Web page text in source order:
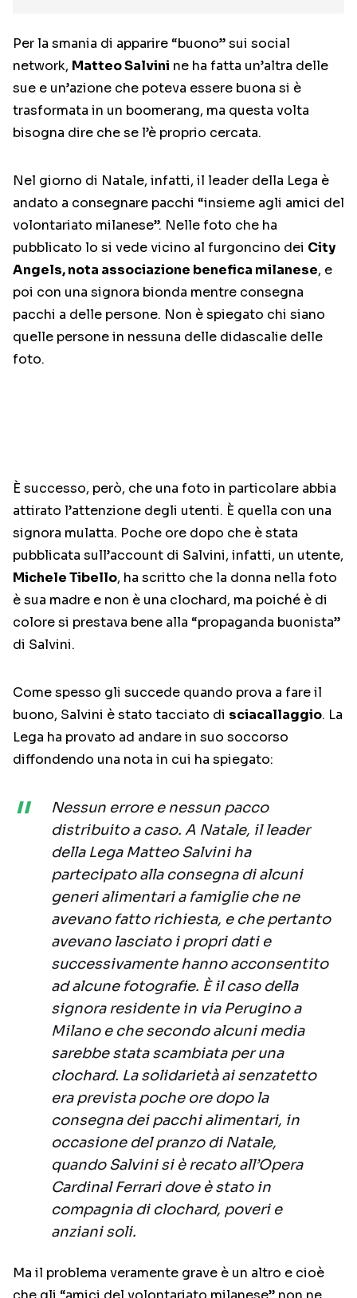
Per la smania di apparire “buono” sui social
network, Matteo Salvini ne ha fatta un’altra delle
sue e un’azione che poteva essere buona si è
trasformata in un boomerang, ma questa volta
bisogna dire che se l’è proprio cercata.
Nel giorno di Natale, infatti, il leader della Lega è
andato a consegnare pacchi “insieme agli amici del
volontariato milanese”. Nelle foto che ha
pubblicato lo si vede vicino al furgoncino dei City
Angels, nota associazione benefica milanese, e
poi con una signora bionda mentre consegna
pacchi a delle persone. Non è spiegato chi siano
quelle persone in nessuna delle didascalie delle
foto.
È successo, però, che una foto in particolare abbia
attirato l’attenzione degli utenti. È quella con una
signora mulatta. Poche ore dopo che è stata
pubblicata sull’account di Salvini, infatti, un utente,
Michele Tibello, ha scritto che la donna nella foto
è sua madre e non è una clochard, ma poiché è di
colore si prestava bene alla “propaganda buonista”
di Salvini.
Come spesso gli succede quando prova a fare il
buono, Salvini è stato tacciato di sciacallaggio. La
Lega ha provato ad andare in suo soccorso
diffondendo una nota in cui ha spiegato:
Nessun errore e nessun pacco
distribuito a caso. A Natale, il leader
della Lega Matteo Salvini ha
partecipato alla consegna di alcuni
generi alimentari a famiglie che ne
avevano fatto richiesta, e che pertanto
avevano lasciato i propri dati e
successivamente hanno acconsentito
ad alcune fotografie. È il caso della
signora residente in via Perugino a
Milano e che secondo alcuni media
sarebbe stata scambiata per una
clochard. La solidarietà ai senzatetto
era prevista poche ore dopo la
consegna dei pacchi alimentari, in
occasione del pranzo di Natale,
quando Salvini si è recato all’Opera
Cardinal Ferrari dove è stato in
compagnia di clochard, poveri e
anziani soli.
Ma il problema veramente grave è un altro e cioè